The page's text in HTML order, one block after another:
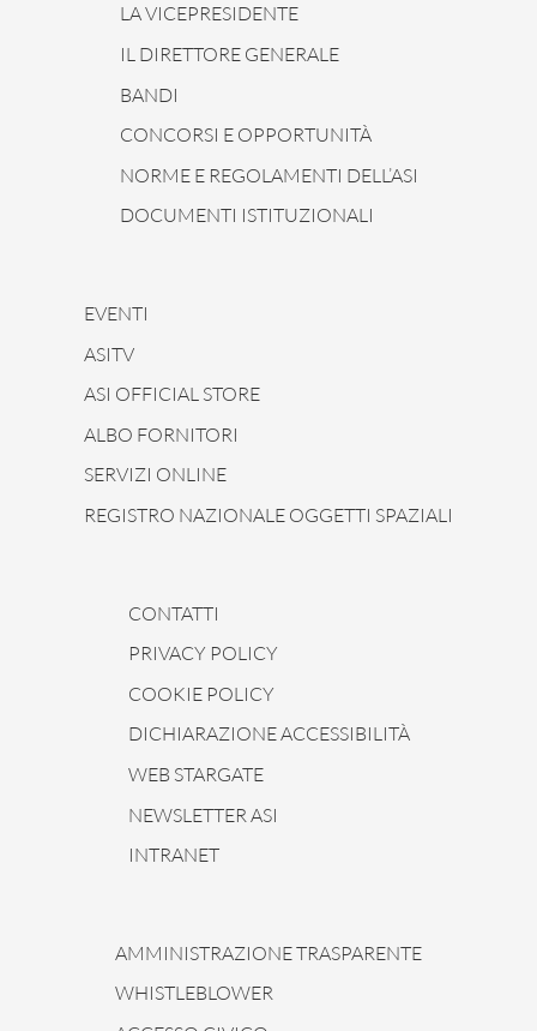
LA VICEPRESIDENTE
IL DIRETTORE GENERALE
BANDI
CONCORSI E OPPORTUNITÀ
NORME E REGOLAMENTI DELL’ASI
DOCUMENTI ISTITUZIONALI
EVENTI
ASITV
ASI OFFICIAL STORE
ALBO FORNITORI
SERVIZI ONLINE
REGISTRO NAZIONALE OGGETTI SPAZIALI
CONTATTI
PRIVACY POLICY
COOKIE POLICY
DICHIARAZIONE ACCESSIBILITÀ
WEB STARGATE
NEWSLETTER ASI
INTRANET
AMMINISTRAZIONE TRASPARENTE
WHISTLEBLOWER